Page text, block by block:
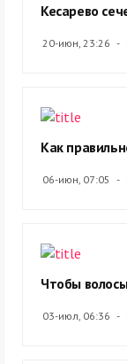
Кесарево
20-июн, 23:26
Как
06-июн, 07:05
Чтобы
03-июл, 06:36